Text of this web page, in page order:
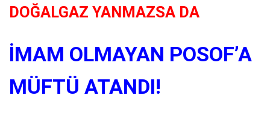
DOĞALGAZ YANMAZSA DA
İMAM OLMAYAN POSOF’A
MÜFTÜ ATANDI!